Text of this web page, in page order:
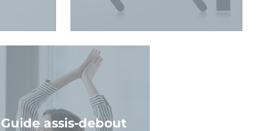
Guide assis-debout